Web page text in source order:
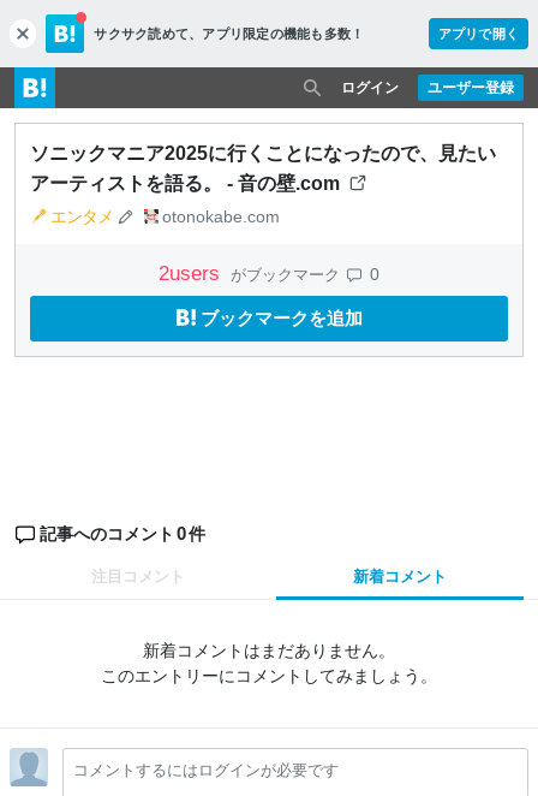
c
l
o
s
e
サクサク読めて、 アプリ限定の機能も多数！ アプリで開く
ユーザー登録
ログイン
ソニックマニア2025に行くことになったので、見たい
アーティストを語る。 - 音の壁.com
エンタメ otonokabe.com
2users がブックマーク 0
ブックマークを追加
記事へのコメント 0件
注目コメント 新着コメント
新着コメントはまだありません。
このエントリーにコメントしてみましょう。
コメントするにはログインが必要です